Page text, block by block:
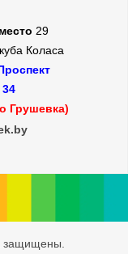
место 29
Коласа
Грушевка)
защищены.